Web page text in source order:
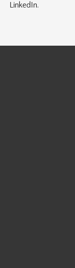
LinkedIn.